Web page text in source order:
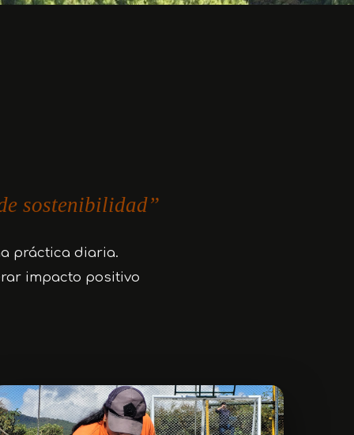
sostenibilidad”
práctica diaria.
impacto positivo